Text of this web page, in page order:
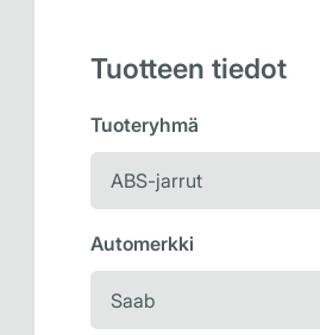
Tuotteen tiedot
Tuoteryhmä
Automerkki